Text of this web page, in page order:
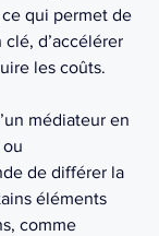
qui permet de
d’accélérer
les coûts.
médiateur en
de différer la
éléments
comme